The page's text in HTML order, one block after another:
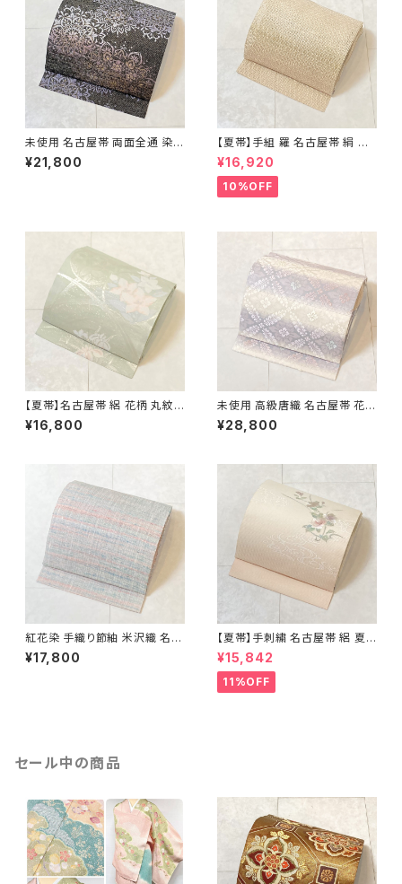
未使用 名古屋帯 両面全通 染め
帯 銀通し 金彩 華文 宝相華 正
絹 黒 青紫 赤紫 685
¥21,800
【夏帯】手組 羅 名古屋帯 絹 生
成り色 ピンク 黄緑 639
¥16,920
10%OFF
【夏帯】名古屋帯 絽 花柄 丸紋
絹 銀糸 黄緑 水色 ピンク パス
テル 542
¥16,800
未使用 高級唐織 名古屋帯 花菱
正絹 白 紫 パステルカラー 藤色
704
¥28,800
紅花染 手織り節紬 米沢織 名古
屋帯 正絹 ピンク 青 水色 629
¥17,800
【夏帯】手刺繍 名古屋帯 絽 夏
椿 絹 銀箔 白 クリーム ピンク
638
¥15,842
11%OFF
セール中の商品